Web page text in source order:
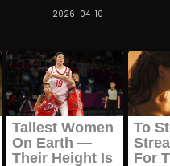
2026-04-10